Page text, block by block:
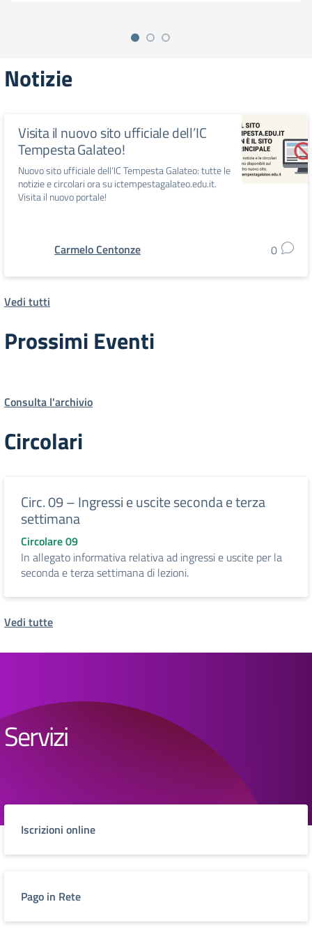
Notizie
Visita il nuovo sito ufficiale dell’IC
Tempesta Galateo!
Nuovo sito ufficiale dell’IC Tempesta Galateo: tutte le
notizie e circolari ora su ictempestagalateo.edu.it.
Visita il nuovo portale!
Carmelo Centonze 0
Vedi tutti
Prossimi Eventi
Consulta l'archivio
Circolari
Circ. 09 – Ingressi e uscite seconda e terza
settimana
Circolare 09
In allegato informativa relativa ad ingressi e uscite per la
seconda e terza settimana di lezioni.
Vedi tutte
Servizi
Iscrizioni online
Pago in Rete